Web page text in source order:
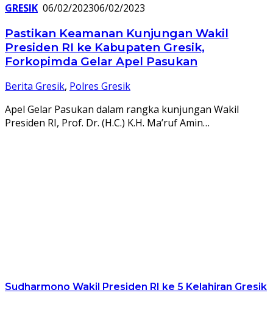
GRESIK 06/02/202306/02/2023
Pastikan Keamanan Kunjungan Wakil
Presiden RI ke Kabupaten Gresik,
Forkopimda Gelar Apel Pasukan
Berita Gresik, Polres Gresik
Apel Gelar Pasukan dalam rangka kunjungan Wakil
Presiden RI, Prof. Dr. (H.C.) K.H. Ma’ruf Amin…
Sudharmono Wakil Presiden RI ke 5 Kelahiran Gresik